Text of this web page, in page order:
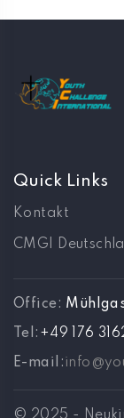
Quick Links
Kontakt
CMGI
Office:
Tel: ‪+49 176
E-mail: